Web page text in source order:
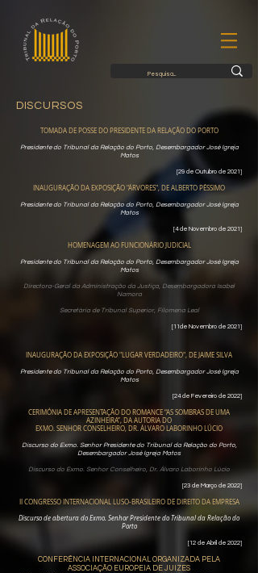
DISCURSOS
TOMADA DE POSSE DO PRESIDENTE DA RELAÇÃO DO PORTO
Presidente do Tribunal da Relação do Porto, Desembargador José Igreja
Matos
[29 de Outubro de 2021]
INAUGURAÇÃO DA EXPOSIÇÃO "ÁRVORES", DE ALBERTO PÉSSIMO
Presidente do Tribunal da Relação do Porto, Desembargador José Igreja
Matos
[4 de Novembro de 2021]
HOMENAGEM AO FUNCIONÁRIO JUDICIAL
Presidente do Tribunal da Relação do Porto, Desembargador José Igreja
Matos
Directora-Geral da Administração da Justiça, Desembargadora Isabel
Namora
Secretária de Tribunal Superior, Filomena Leal
[11de Novembro de 2021]
INAUGURAÇÃO DA EXPOSIÇÃO "LUGAR VERDADEIRO", DE JAIME SILVA
Presidente do Tribunal da Relação do Porto, Desembargador José Igreja
Matos
[24 de Fevereiro de 2022]
CERIMÓNIA DE APRESENTAÇÃO DO ROMANCE “AS SOMBRAS DE UMA
AZINHEIRA”, DA AUTORIA DO
EXMO. SENHOR CONSELHEIRO, DR. ÁLVARO LABORINHO LÚCIO
Discurso do Exmo. Senhor Presidente do Tribunal da Relação do Porto,
Desembargador José Igreja Matos
Discurso do Exmo. Senhor Conselheiro, Dr. Álvaro Laborinho Lúcio
[23 de Março de 2022]
II CONGRESSO INTERNACIONAL LUSO-BRASILEIRO DE DIREITO DA EMPRESA
Discurso de abertura do Exmo. Senhor Presidente do Tribunal da Relação do
Porto
[12 de Abril de 2022]
CONFERÊNCIA INTERNACIONAL ORGANIZADA PELA
ASSOCIAÇÃO EUROPEIA DE JUIZES